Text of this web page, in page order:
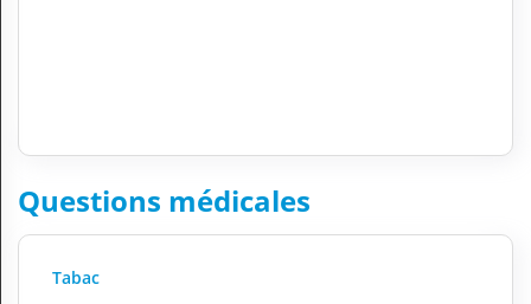
Questions médicales
Tabac